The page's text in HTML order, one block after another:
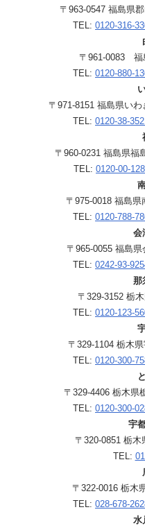
〒963-0547 福島県
TEL: 0120-316-
〒961-0083 福
TEL: 0120-880-
〒971-8151 福島県い
TEL: 0120-38-
〒960-0231 福島県福
TEL: 0120-00-
〒975-0018 福島
TEL: 0120-788-
会
〒965-0055 福島
TEL: 0242-93-
那
〒329-3152 栃
TEL: 0120-123-
〒329-1104 栃木
TEL: 0120-300-
〒329-4406 栃木県
TEL: 0120-300-
宇
〒320-0851 栃木
TEL:
〒322-0016 栃木
TEL: 028-678-
水